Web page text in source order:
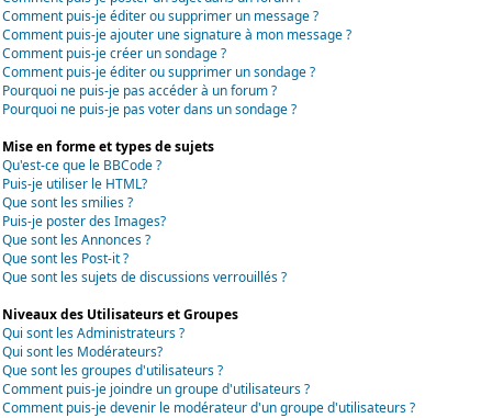
Comment puis-je éditer ou supprimer un message ?
Comment puis-je ajouter une signature à mon message ?
Comment puis-je créer un sondage ?
Comment puis-je éditer ou supprimer un sondage ?
Pourquoi ne puis-je pas accéder à un forum ?
Pourquoi ne puis-je pas voter dans un sondage ?
Mise en forme et types de sujets
Qu'est-ce que le BBCode ?
Puis-je utiliser le HTML?
Que sont les smilies ?
Puis-je poster des Images?
Que sont les Annonces ?
Que sont les Post-it ?
Que sont les sujets de discussions verrouillés ?
Niveaux des Utilisateurs et Groupes
Qui sont les Administrateurs ?
Qui sont les Modérateurs?
Que sont les groupes d'utilisateurs ?
Comment puis-je joindre un groupe d'utilisateurs ?
Comment puis-je devenir le modérateur d'un groupe d'utilisateurs ?